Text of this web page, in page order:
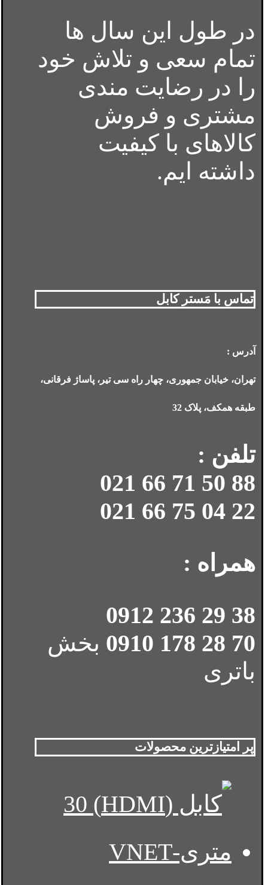
در طول این سال ها
تمام سعی و تلاش خود
را در رضایت مندی
مشتری و فروش
کالاهای با کیفیت
داشته ایم.
تماس با مَستر کابل
آدرس :
تهران، خیابان جمهوری، چهار راه سی تیر، پاساژ فرقانی،
طبقه همکف، پلاک 32
تلفن :
88 50 71 66 021
22 04 75 66 021
همراه :
38 29 236 0912
70 28 178 0910
بخش
باتری
پر امتیازترین محصولات